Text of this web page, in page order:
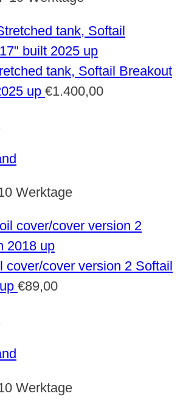
tank, Softail Breakout
up €1.400,00
Werktage
cover/cover version 2 Softail
€89,00
Werktage